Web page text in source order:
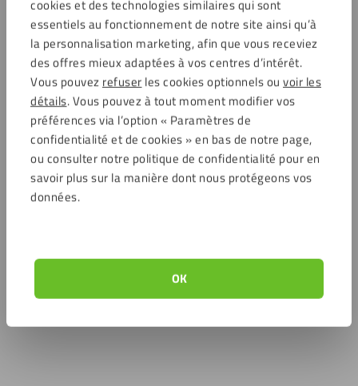
cookies et des technologies similaires qui sont
essentiels au fonctionnement de notre site ainsi qu’à
la personnalisation marketing, afin que vous receviez
des offres mieux adaptées à vos centres d’intérêt.
Vous pouvezrefuserles cookies optionnels ou voir les
détails. Vous pouvez à tout moment modifier vos
préférences via l’option « Paramètres de
confidentialité et de cookies » en bas de notre page,
ou consulter notre politique de confidentialité pour en
savoir plus sur la manière dont nous protégeons vos
données.
OK